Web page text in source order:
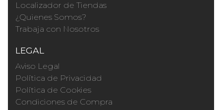
Localizador de Tiendas
¿Quienes Somos?
Trabaja con Nosotros
LEGAL
Aviso Legal
Política de Privacidad
Política de Cookies
Condiciones de Compra